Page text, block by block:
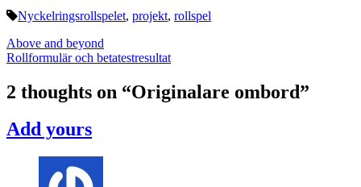
Nyckelringsrollspelet, projekt, rollspel
Post
navigation
Above and beyond
Rollformulär och betatestresultat
2 thoughts on “Originalare ombord”
Add yours